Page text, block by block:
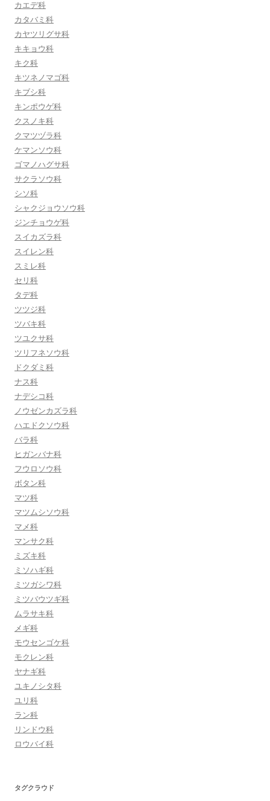
カエデ科
カタバミ科
カヤツリグサ科
キキョウ科
キク科
キツネノマゴ科
キブシ科
キンポウゲ科
クスノキ科
クマツヅラ科
ケマンソウ科
ゴマノハグサ科
サクラソウ科
シソ科
シャクジョウソウ科
ジンチョウゲ科
スイカズラ科
スイレン科
スミレ科
セリ科
タデ科
ツツジ科
ツバキ科
ツユクサ科
ツリフネソウ科
ドクダミ科
ナス科
ナデシコ科
ノウゼンカズラ科
ハエドクソウ科
バラ科
ヒガンバナ科
フウロソウ科
ボタン科
マツ科
マツムシソウ科
マメ科
マンサク科
ミズキ科
ミソハギ科
ミツガシワ科
ミツバウツギ科
ムラサキ科
メギ科
モウセンゴケ科
モクレン科
ヤナギ科
ユキノシタ科
ユリ科
ラン科
リンドウ科
ロウバイ科
タグクラウド